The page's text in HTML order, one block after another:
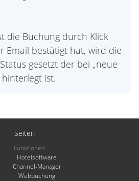
die Buchung durch Klick
Email bestätigt hat, wird die
gesetzt der bei „neue
hinterlegt ist.
Seiten
Funktionen
Hotelsoftware
Channel-Manager
Webbuchung